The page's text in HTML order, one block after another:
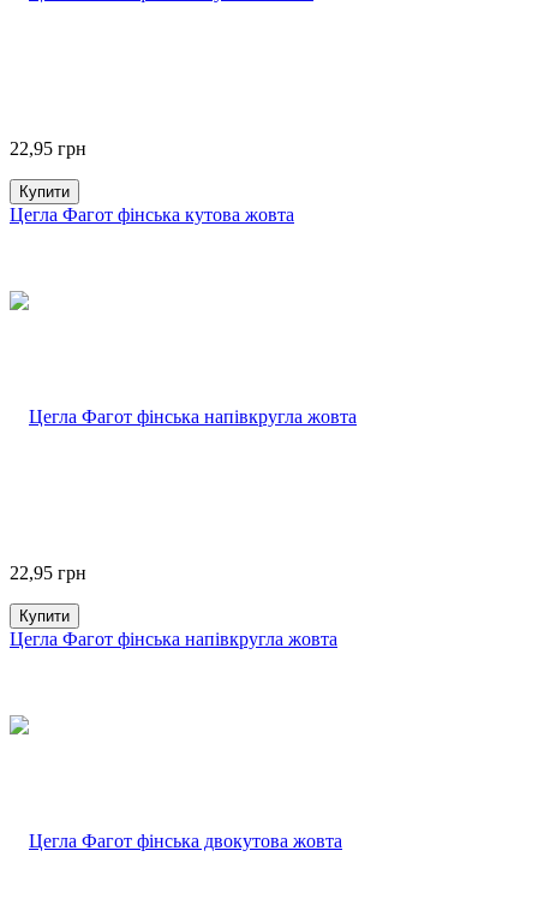
22,95 грн
Купити
Цегла Фагот фінська кутова жовта
22,95 грн
Купити
Цегла Фагот фінська напівкругла жовта